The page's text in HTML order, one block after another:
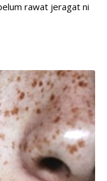
rawat jeragat ni